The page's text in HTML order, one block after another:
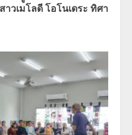
วเมโลดี โอโนเดระ ทิศา